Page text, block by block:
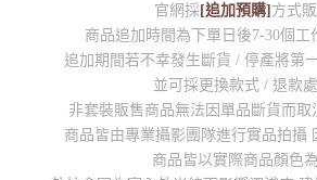
官網採[追加預購]方式
商品追加時間為下單日後7-30個工
追加期間若不幸發生斷貨 / 停產將第
並可採更換款式 / 退款
非套裝販售商品無法因單品斷貨而取
商品皆由專業攝影團隊進行實品拍攝
商品皆以實際商品顏色